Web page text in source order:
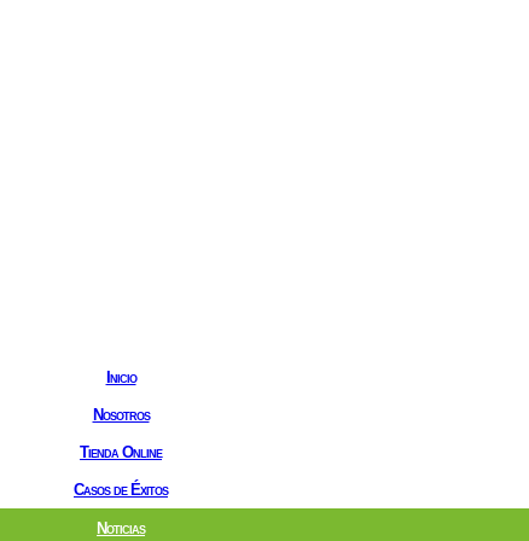
Inicio
Nosotros
Tienda Online
Casos de Éxitos
Noticias